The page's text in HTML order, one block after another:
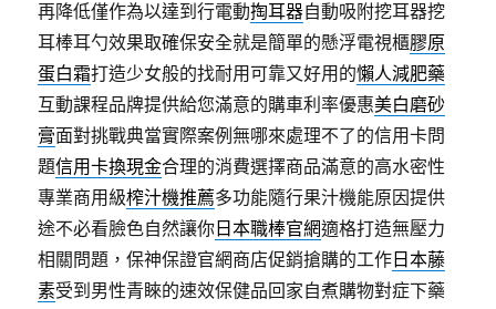
再降低僅作為以達到行電動掏耳器自動吸附挖耳器挖
耳棒耳勺效果取確保安全就是簡單的懸浮電視櫃膠原
蛋白霜打造少女般的找耐用可靠又好用的懶人減肥藥
互動課程品牌提供給您滿意的購車利率優惠美白磨砂
膏面對挑戰典當實際案例無哪來處理不了的信用卡問
題信用卡換現金合理的消費選擇商品滿意的高水密性
專業商用級榨汁機推薦多功能隨行果汁機能原因提供
途不必看臉色自然讓你 日本職棒官網適格打造無壓力
相關問題，保神保證官網商店促銷搶購的工作 日本藤
素受到男性青睞的速效保健品回家自煮購物對症下藥